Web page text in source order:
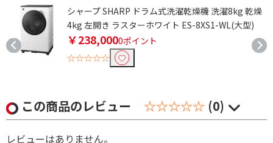
シャープ SHARP ドラム式洗濯乾燥機 洗濯8kg 乾燥
4kg 左開き ラスターホワイト ES-8XS1-WL(大型)
￥238,0000ポイント
☆☆☆☆☆
この商品のレビュー ☆☆☆☆☆ (0)
レビューはありません。